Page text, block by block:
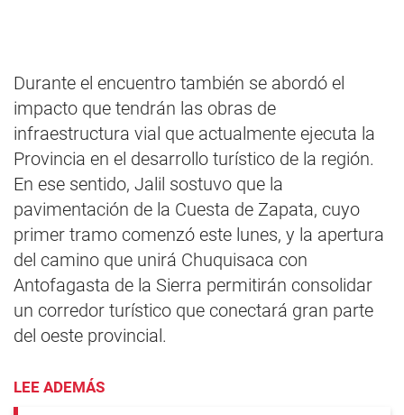
Durante el encuentro también se abordó el
impacto que tendrán las obras de
infraestructura vial que actualmente ejecuta la
Provincia en el desarrollo turístico de la región.
En ese sentido, Jalil sostuvo que la
pavimentación de la Cuesta de Zapata, cuyo
primer tramo comenzó este lunes, y la apertura
del camino que unirá Chuquisaca con
Antofagasta de la Sierra permitirán consolidar
un corredor turístico que conectará gran parte
del oeste provincial.
LEE ADEMÁS